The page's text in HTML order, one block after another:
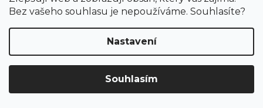
Bez vašeho souhlasu je nepoužíváme. Souhlasíte?
Nastavení
Souhlasím